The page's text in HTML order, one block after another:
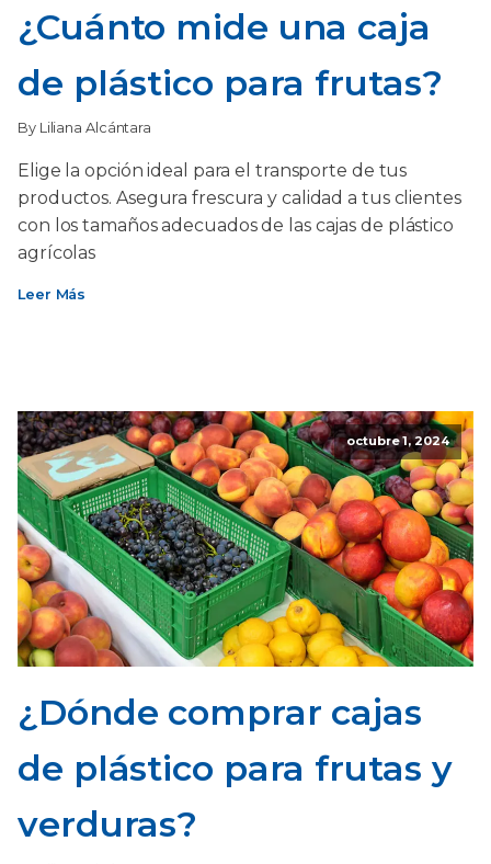
¿Cuánto mide una caja
de plástico para frutas?
By Liliana Alcántara
Elige la opción ideal para el transporte de tus
productos. Asegura frescura y calidad a tus clientes
con los tamaños adecuados de las cajas de plástico
agrícolas
Leer Más
octubre 1, 2024
¿Dónde comprar cajas
de plástico para frutas y
verduras?